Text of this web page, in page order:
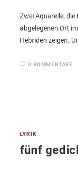
Zwei Aquarelle,
abgelegenen Ort
Hebriden zeigen.
0 KOMMENTARE
LYRIK
fünf